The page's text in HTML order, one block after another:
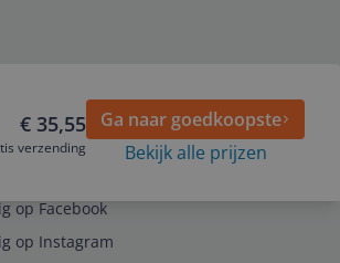
€ 35,55
verzending
Ga naar goedkoopste
Bekijk alle prijzen
op Facebook
op Instagram